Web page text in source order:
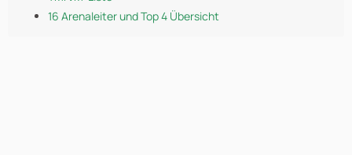
16 Arenaleiter und Top 4 Übersicht